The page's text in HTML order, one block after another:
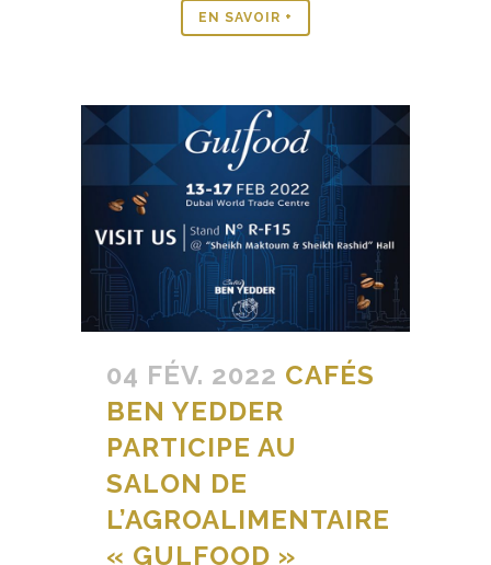
EN SAVOIR +
04 FÉV. 2022 CAFÉS
BEN YEDDER
PARTICIPE AU
SALON DE
L’AGROALIMENTAIRE
« GULFOOD »